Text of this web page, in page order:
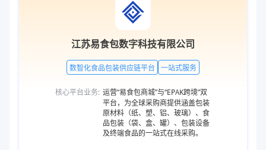
江苏易食包数字科技有限公司
数智化食品包装供应链平台 一站式服务
核心平台业务: 运营“易食包商城”与“EPAK跨境”双
平台，为全球采购商提供涵盖包装
原材料（纸、塑、铝、玻璃）、食
品包装（袋、盒、罐）、包装设备
及终端食品的一站式在线采购。